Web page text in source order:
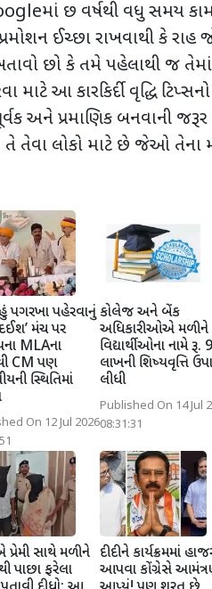
માં છ વર્ષથી વધુ સમય કામ
ઈચ્છા રાખવાથી કે
છો કે તમે પહેલાથી જ તેમાં
માટે આ કારકિર્દી વૃદ્ધિ
અને પ્રમાણિક બનવાની
તે તેવા લોકો માટે છે જેઓ તેના
પગરખા પહેરવાનું
મંચ પર
MLAના
CM પણ
સ્થિતિમાં
On 12 Jul 2026
કોલેજ અને બેંક
અધિકારીઓએ મળીને
વિદ્યાર્થીઓના નામે રૂ.
લાખની શિષ્યવૃત્તિ
લીધી
Published On 14 Jul
08:31:31
પ્રેમી સાથે મળીને
પાછા ફરેલા
દીદીને કાર્યક્રમમાં
આપવા કોંગ્રેસે